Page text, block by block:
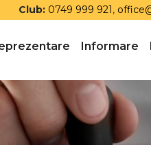
Club: 0749 999 921,
Informare